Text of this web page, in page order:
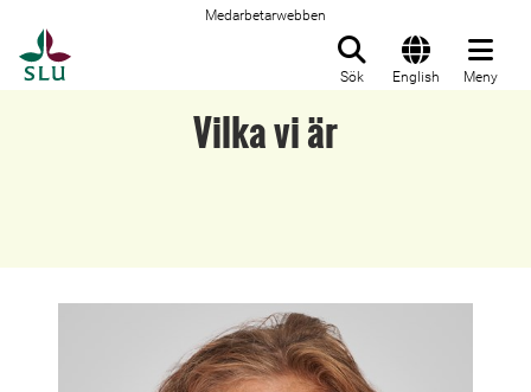
Medarbetarwebben
Sök English Meny
Vilka vi är